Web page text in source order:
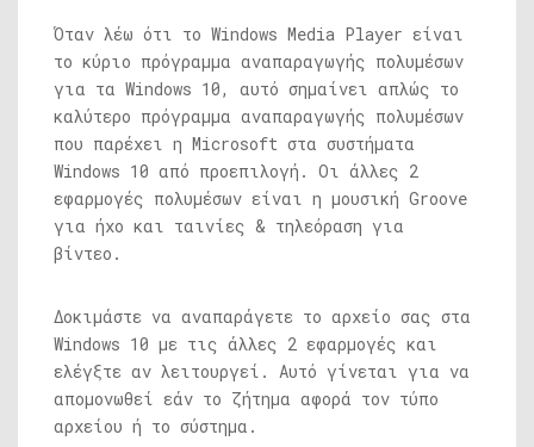
Όταν λέω ότι το Windows Media Player είναι
το κύριο πρόγραμμα αναπαραγωγής πολυμέσων
για τα Windows 10, αυτό σημαίνει απλώς το
καλύτερο πρόγραμμα αναπαραγωγής πολυμέσων
που παρέχει η Microsoft στα συστήματα
Windows 10 από προεπιλογή. Οι άλλες 2
εφαρμογές πολυμέσων είναι η μουσική Groove
για ήχο και ταινίες & τηλεόραση για
βίντεο.
Δοκιμάστε να αναπαράγετε το αρχείο σας στα
Windows 10 με τις άλλες 2 εφαρμογές και
ελέγξτε αν λειτουργεί. Αυτό γίνεται για να
απομονωθεί εάν το ζήτημα αφορά τον τύπο
αρχείου ή το σύστημα.